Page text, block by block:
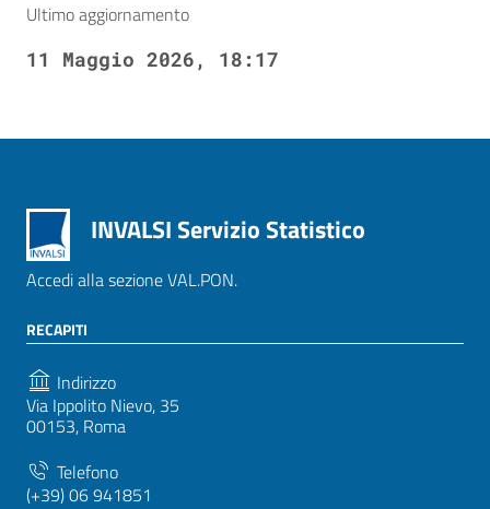
Ultimo aggiornamento
11 Maggio 2026, 18:17
INVALSI Servizio Statistico
Accedi alla sezione VAL.PON.
RECAPITI
Indirizzo
Via Ippolito Nievo, 35
00153, Roma
Telefono
(+39) 06 941851